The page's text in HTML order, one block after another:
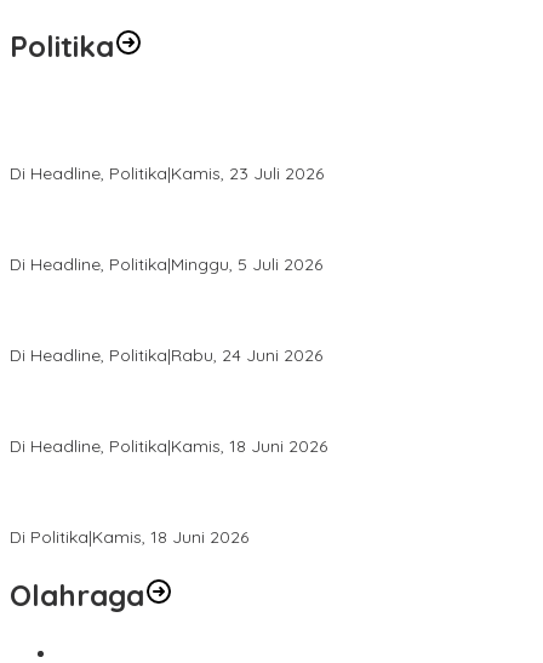
Politika
Di Headline, Politika|Kamis, 23 Juli 2026
Di Headline, Politika|Minggu, 5 Juli 2026
Di Headline, Politika|Rabu, 24 Juni 2026
Di Headline, Politika|Kamis, 18 Juni 2026
Di Politika|Kamis, 18 Juni 2026
Olahraga